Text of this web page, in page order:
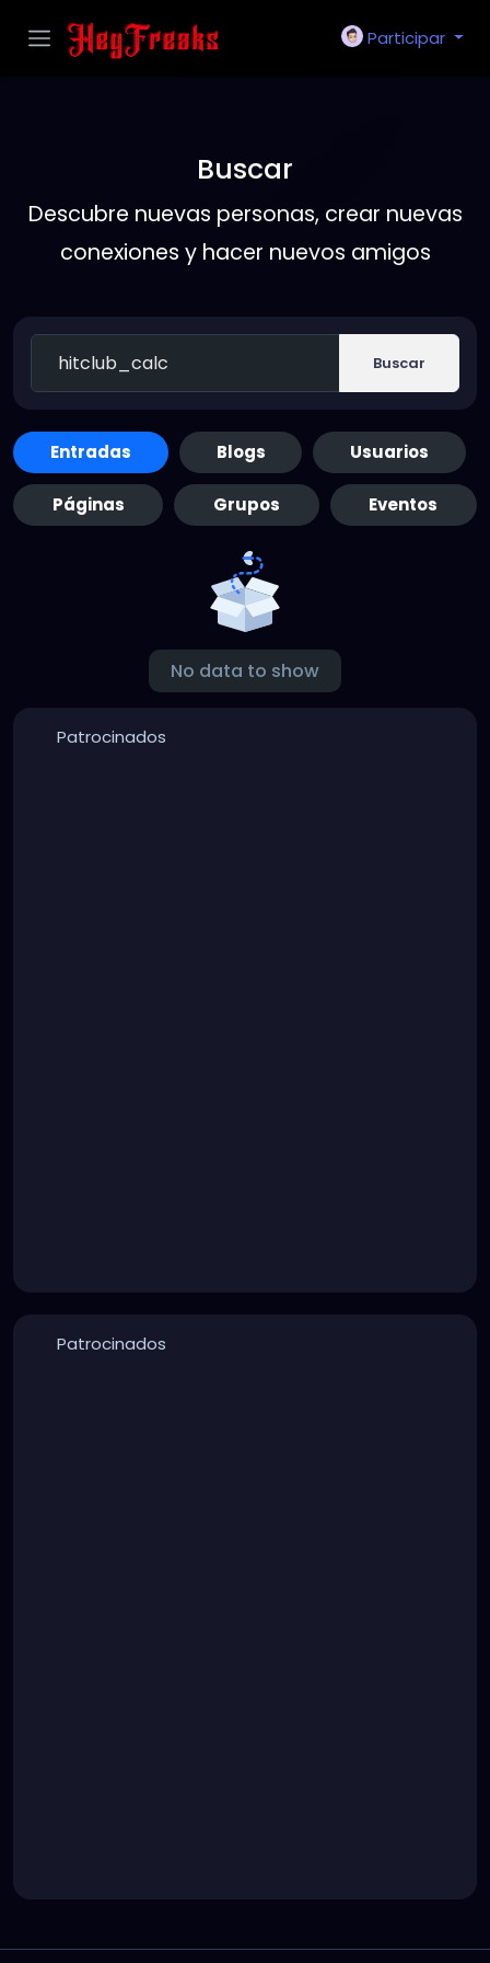
Participar
Buscar
Descubre nuevas personas, crear nuevas
conexiones y hacer nuevos amigos
Buscar
Entradas Blogs Usuarios
Páginas Grupos Eventos
No data to show
Patrocinados
Patrocinados